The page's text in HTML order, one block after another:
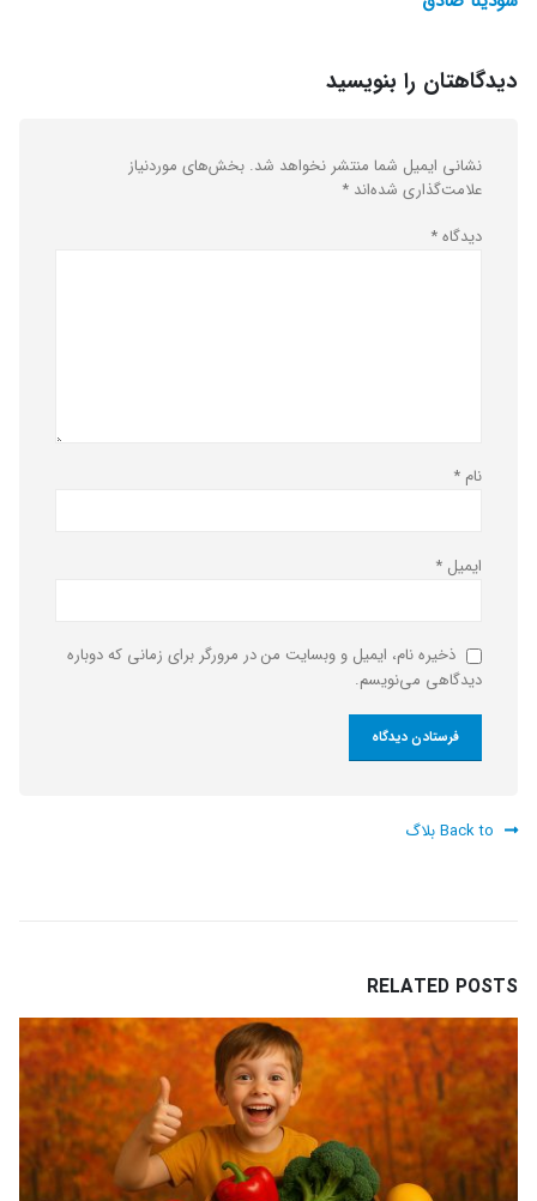
دیدگاهتان را بنویسید
نشانی ایمیل شما منتشر نخواهد شد. بخش‌های موردنیاز
علامت‌گذاری شده‌اند *
دیدگاه*
نام *
ایمیل *
ذخیره نام، ایمیل و وبسایت من در مرورگر برای زمانی که دوباره
دیدگاهی می‌نویسم.
RELATED POSTS